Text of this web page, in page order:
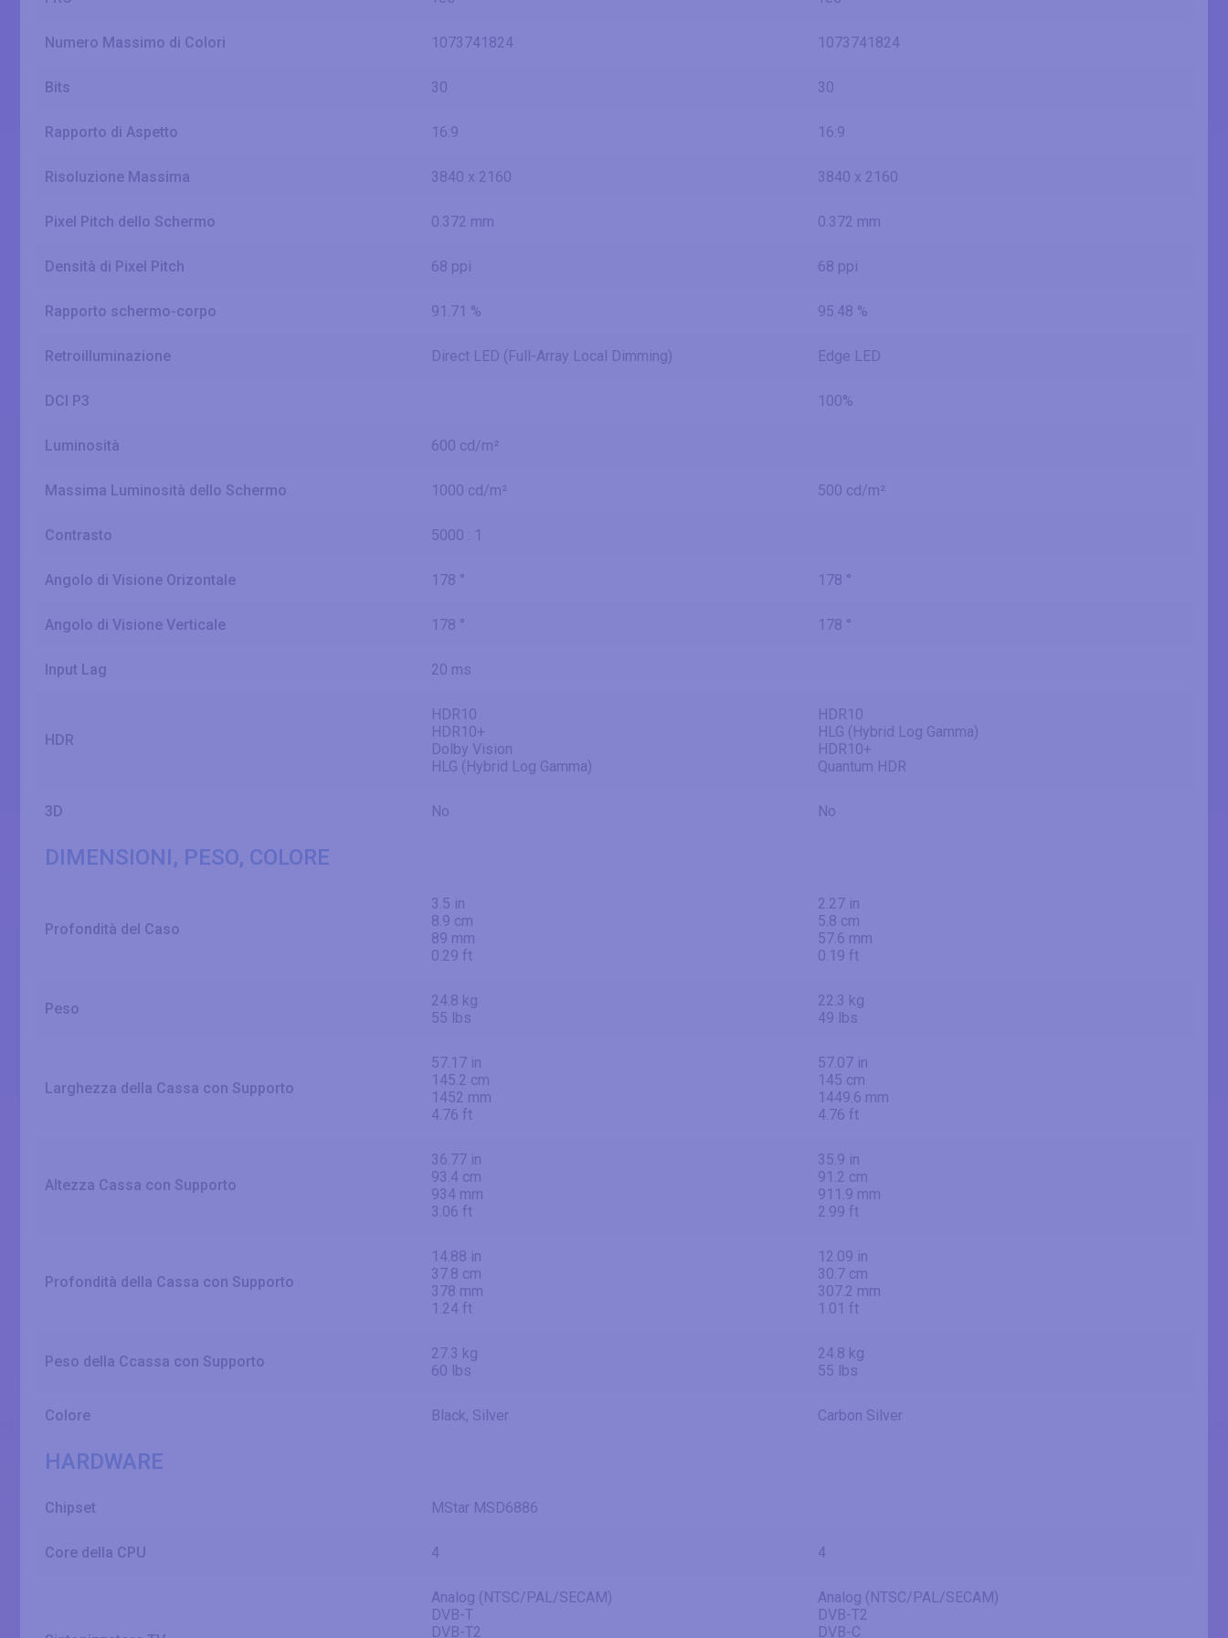
Numero Massimo di Colori 1073741824 1073741824
Bits 30 30
Rapporto di Aspetto 16:9 16:9
Risoluzione Massima 3840 x 2160 3840 x 2160
Pixel Pitch dello Schermo 0.372 mm 0.372 mm
Densità di Pixel Pitch 68 ppi 68 ppi
Rapporto schermo-corpo 91.71 % 95.48 %
Retroilluminazione Direct LED (Full-Array Local Dimming) Edge LED
DCI P3 100%
Luminosità 600 cd/m²
Massima Luminosità dello Schermo 1000 cd/m² 500 cd/m²
Contrasto 5000 : 1
Angolo di Visione Orizontale 178 ° 178 °
Angolo di Visione Verticale 178 ° 178 °
Input Lag 20 ms
HDR
HDR10
HDR10+
Dolby Vision
HLG (Hybrid Log Gamma)
HDR10
HLG (Hybrid Log Gamma)
HDR10+
Quantum HDR
3D No No
DIMENSIONI, PESO, COLORE
Profondità del Caso
3.5 in
8.9 cm
89 mm
0.29 ft
2.27 in
5.8 cm
57.6 mm
0.19 ft
Peso
24.8 kg
55 lbs
22.3 kg
49 lbs
Larghezza della Cassa con Supporto
57.17 in
145.2 cm
1452 mm
4.76 ft
57.07 in
145 cm
1449.6 mm
4.76 ft
Altezza Cassa con Supporto
36.77 in
93.4 cm
934 mm
3.06 ft
35.9 in
91.2 cm
911.9 mm
2.99 ft
Profondità della Cassa con Supporto
14.88 in
37.8 cm
378 mm
1.24 ft
12.09 in
30.7 cm
307.2 mm
1.01 ft
Peso della Ccassa con Supporto
27.3 kg
60 lbs
24.8 kg
55 lbs
Colore Black, Silver Carbon Silver
HARDWARE
Chipset MStar MSD6886
Core della CPU 4 4
Analog (NTSC/PAL/SECAM)
DVB-T
DVB-T2
Analog (NTSC/PAL/SECAM)
DVB-T2
DVB-C